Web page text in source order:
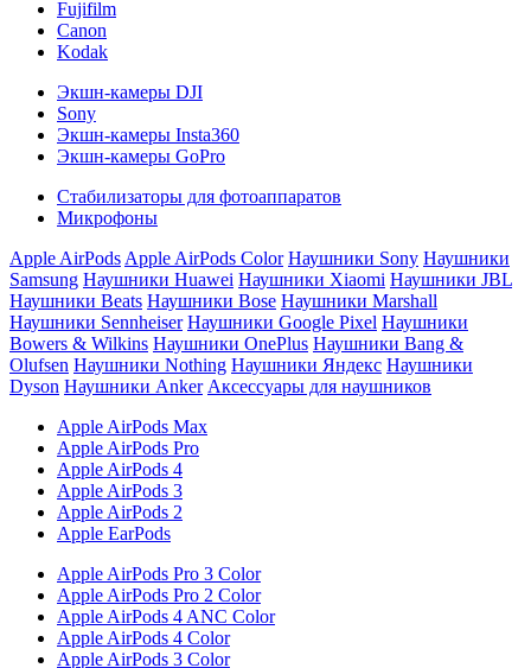
Fujifilm
Canon
Kodak
Экшн-камеры DJI
Sony
Экшн-камеры Insta360
Экшн-камеры GoPro
Стабилизаторы для фотоаппаратов
Микрофоны
Apple AirPods Apple AirPods Color Наушники Sony Наушники
Samsung Наушники Huawei Наушники Xiaomi Наушники JBL
Наушники Beats Наушники Bose Наушники Marshall
Наушники Sennheiser Наушники Google Pixel Наушники
Bowers & Wilkins Наушники OnePlus Наушники Bang &
Olufsen Наушники Nothing Наушники Яндекс Наушники
Dyson Наушники Anker Аксессуары для наушников
Apple AirPods Max
Apple AirPods Pro
Apple AirPods 4
Apple AirPods 3
Apple AirPods 2
Apple EarPods
Apple AirPods Pro 3 Color
Apple AirPods Pro 2 Color
Apple AirPods 4 ANC Color
Apple AirPods 4 Color
Apple AirPods 3 Color